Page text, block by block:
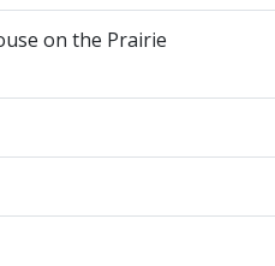
on the Prairie